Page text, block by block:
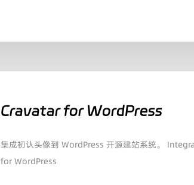
Cravatar for WordPress
集成初认头像到 WordPress 开源建站系统。
for WordPress